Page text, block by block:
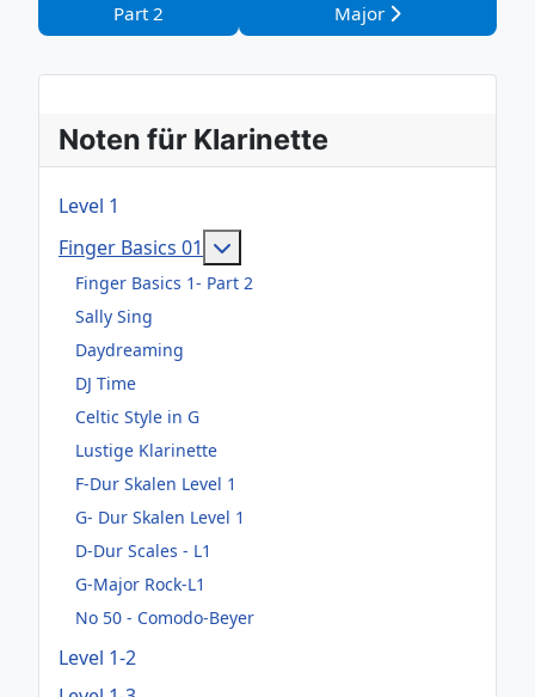
Part 2
Major
Noten für Klarinette
Level 1
Finger Basics 01
Finger Basics 1- Part 2
Sally Sing
Daydreaming
DJ Time
Celtic Style in G
Lustige Klarinette
F-Dur Skalen Level 1
G- Dur Skalen Level 1
D-Dur Scales - L1
G-Major Rock-L1
No 50 - Comodo-Beyer
Level 1-2